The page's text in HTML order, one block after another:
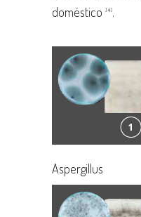
doméstico ) 4).
Aspergillus